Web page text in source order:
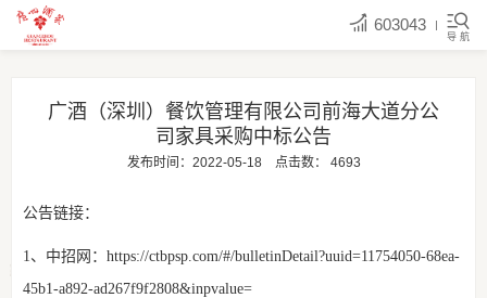
603043
导 航
广酒（深圳）餐饮管理有限公司前海大道分公
司家具采购中标公告
发布时间：2022-05-18 点击数： 4693
公告链接：
1、中招网： https://ctbpsp.com/#/bulletinDetail?uuid=11754050-68ea-
45b1-a892-ad267f9f2808&inpvalue=